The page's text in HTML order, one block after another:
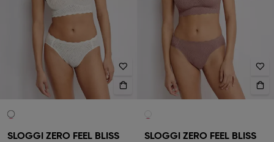
SLOGGI ZERO FEEL BLISS
SLOGGI ZERO FEEL BLISS